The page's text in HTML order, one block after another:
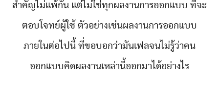
สำคัญไม่แพ้กัน แต่ไม่ใช่ทุกผลงานการออกแบบ ที่จะ
ตอบโจทย์ผู้ใช้ ตัวอย่างเช่นผลงานการออกแบบ
ภายในต่อไปนี้ ที่ขอบอกว่ามันเฟลจนไม่รู้ว่าคน
ออกแบบคิดผลงานเหล่านี้ออกมาได้อย่างไร